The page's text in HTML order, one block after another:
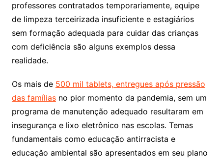
professores contratados temporariamente, equipe
de limpeza terceirizada insuficiente e estagiários
sem formação adequada para cuidar das crianças
com deficiência são alguns exemplos dessa
realidade.
Os mais de 500 mil tablets, entregues após pressão
das famíliasno pior momento da pandemia, sem um
programa de manutenção adequado resultaram em
insegurança e lixo eletrônico nas escolas. Temas
fundamentais como educação antirracista e
educação ambiental são apresentados em seu plano